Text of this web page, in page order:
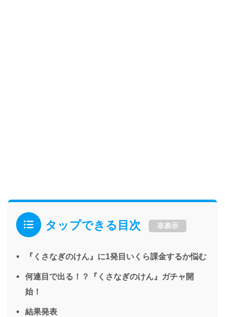
タップできる目次 非表示
『くさなぎのけん』に1発目いくら課金するか悩む
何連目で出る！？『くさなぎのけん』ガチャ開
始！
結果発表